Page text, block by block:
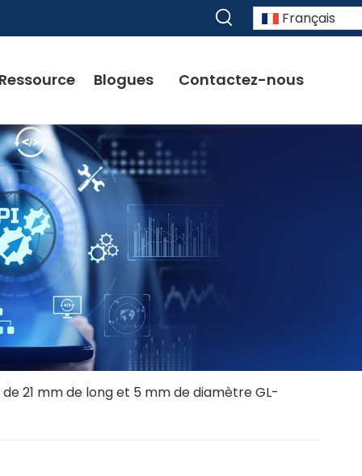
Français
Blogues Contactez-nous
21 mm de long et 5 mm de diamètre GL-